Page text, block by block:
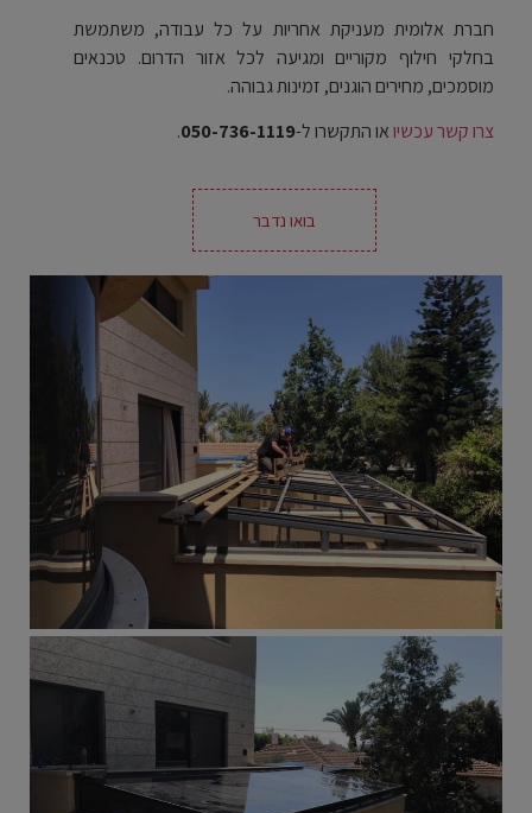
חברת אלומית מעניקת אחריות על כל עבודה, משתמשת
בחלקי חילוף מקוריים ומגיעה לכל אזור הדרום. טכנאים
מוסמכים, מחירים הוגנים, זמינות גבוהה.
צרו קשר עכשיואו התקשרו ל-050-736-1119
.
בואו נדבר